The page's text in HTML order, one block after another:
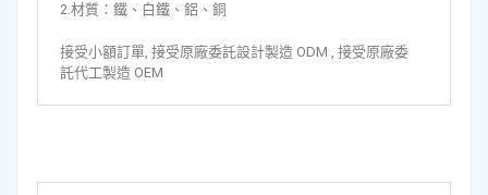
2.材質：鐵、白鐵、鋁、銅
接受小額訂單, 接受原廠委託設計製造 ODM , 接受原廠委
託代工製造 OEM